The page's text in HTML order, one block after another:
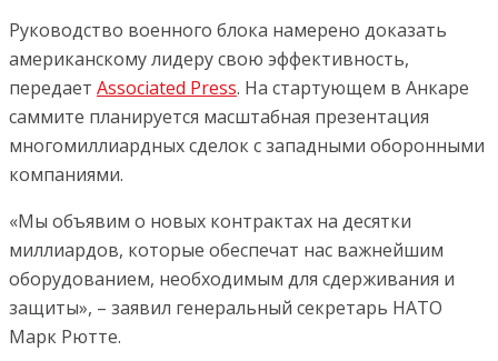
Руководство военного блока намерено доказать
американскому лидеру свою эффективность,
передает Associated Press. На стартующем в Анкаре
саммите планируется масштабная презентация
многомиллиардных сделок с западными оборонными
компаниями.
«Мы объявим о новых контрактах на десятки
миллиардов, которые обеспечат нас важнейшим
оборудованием, необходимым для сдерживания и
защиты», – заявил генеральный секретарь НАТО
Марк Рютте.